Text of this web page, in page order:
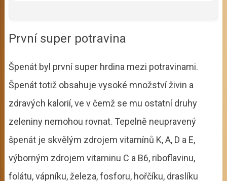
První super potravina
Špenát byl první super hrdina mezi potravinami.
Špenát totiž obsahuje vysoké množství živin a
zdravých kalorií, ve v čemž se mu ostatní druhy
zeleniny nemohou rovnat. Tepelně neupravený
špenát je skvělým zdrojem vitamínů K, A, D a E,
výborným zdrojem vitaminu C a B6, riboflavinu,
folátu, vápníku, železa, fosforu, hořčíku, draslíku